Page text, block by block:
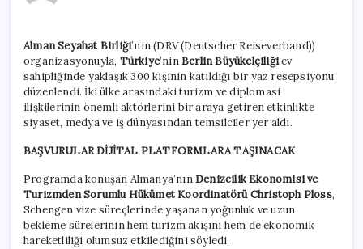
vize
sistemini
baştan
sona
değiştiriyor
için
Alman Seyahat Birliği’nin (DRV (Deutscher Reiseverband))
organizasyonuyla, Türkiye’ninBerlin Büyükelçiliğiev
sahipliğinde yaklaşık 300 kişinin katıldığı bir yaz resepsiyonu
düzenlendi. İki ülke arasındaki turizm ve diplomasi
ilişkilerinin önemli aktörlerini bir araya getiren etkinlikte
siyaset, medya ve iş dünyasından temsilciler yer aldı.
BAŞVURULAR DİJİTAL PLATFORMLARA TAŞINACAK
Programda konuşan Almanya’nınDenizcilik Ekonomisi ve
Turizmden Sorumlu Hükümet Koordinatörü Christoph Ploss,
Schengen vize süreçlerinde yaşanan yoğunluk ve uzun
bekleme sürelerinin hem turizm akışını hem de ekonomik
hareketliliği olumsuz etkilediğini söyledi.